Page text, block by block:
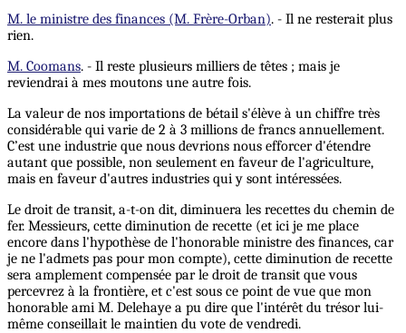
M. le ministre des finances (M. Frère-Orban). - Il ne resterait plus
rien.
M. Coomans. - Il reste plusieurs milliers de têtes ; mais je
reviendrai à mes moutons une autre fois.
La valeur de nos importations de bétail s'élève à un chiffre très
considérable qui varie de 2 à 3 millions de francs annuellement.
C’est une industrie que nous devrions nous efforcer d'étendre
autant que possible, non seulement en faveur de l'agriculture,
mais en faveur d'autres industries qui y sont intéressées.
Le droit de transit, a-t-on dit, diminuera les recettes du chemin de
fer. Messieurs, cette diminution de recette (et ici je me place
encore dans l'hypothèse de l'honorable ministre des finances, car
je ne l'admets pas pour mon compte), cette diminution de recette
sera amplement compensée par le droit de transit que vous
percevrez à la frontière, et c'est sous ce point de vue que mon
honorable ami M. Delehaye a pu dire que l'intérêt du trésor lui-
même conseillait le maintien du vote de vendredi.